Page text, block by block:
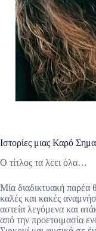
Ιστορίες μιας Καρό
Ο τίτλος τα λεει όλα…
Μία διαδικτυακή παρέα
καλές και κακές
αστεία λεγόμενα και
από την προετοιμασία